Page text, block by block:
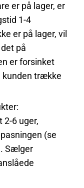
er på lager, er
1-4
er på lager, vil
på
er forsinket
kunden trække
2-6 uger,
(se
Sælger